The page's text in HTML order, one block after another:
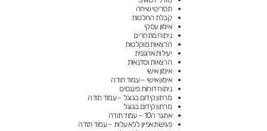
תסריטי שיחה
קבלת החלטות
אימון עסקי
ניתוח מתחרים
הרצאות מוקלטות
יעילות ארגונית
הרצאות וסדנאות
אימון אישי
אימון אישי – עמוד תודה
ניתוח דוחות פיננסים
מרתון קידום בגוגל – עמוד תודה
מרתון קידום בגוגל
אתגר ה10 – עמוד תודה
פגישת אפיון ללא עלות – עמוד תודה